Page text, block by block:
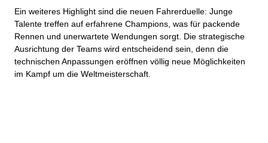
Ein weiteres Highlight sind die neuen Fahrerduelle: Junge
Talente treffen auf erfahrene Champions, was für packende
Rennen und unerwartete Wendungen sorgt. Die strategische
Ausrichtung der Teams wird entscheidend sein, denn die
technischen Anpassungen eröffnen völlig neue Möglichkeiten
im Kampf um die Weltmeisterschaft.